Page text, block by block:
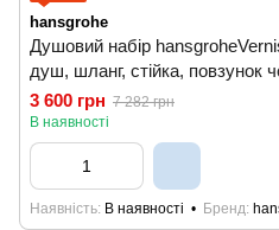
hansgrohe
Душовий набір
душ, шланг, стійка, повзунок
3 600 грн 7 282 грн
В наявності
Наявність В наявності Бренд